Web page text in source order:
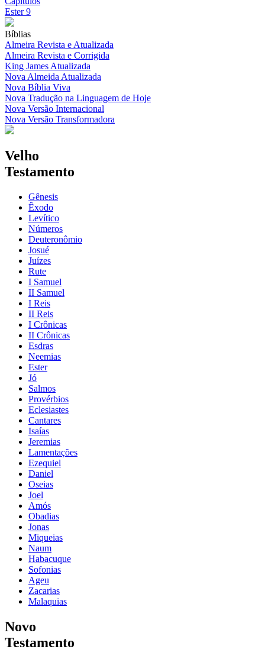
Ester 9
Bíblias
Almeira Revista e Atualizada
Almeira Revista e Corrigida
King James Atualizada
Nova Almeida Atualizada
Nova Bíblia Viva
Nova Tradução na Linguagem de Hoje
Nova Versão Internacional
Nova Versão Transformadora
Velho
Testamento
Gênesis
Êxodo
Levítico
Números
Deuteronômio
Josué
Juízes
Rute
I Samuel
II Samuel
I Reis
II Reis
I Crônicas
II Crônicas
Esdras
Neemias
Ester
Jó
Salmos
Provérbios
Eclesiastes
Cantares
Isaías
Jeremias
Lamentações
Ezequiel
Daniel
Oseias
Joel
Amós
Obadias
Jonas
Miqueias
Naum
Habacuque
Sofonias
Ageu
Zacarias
Malaquias
Novo
Testamento